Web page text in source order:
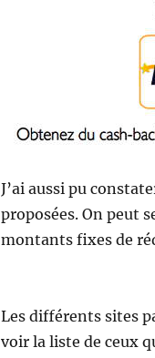
J’ai aussi pu
proposées. On peut
montants fixes de
Les différents sites
voir la liste de ceux